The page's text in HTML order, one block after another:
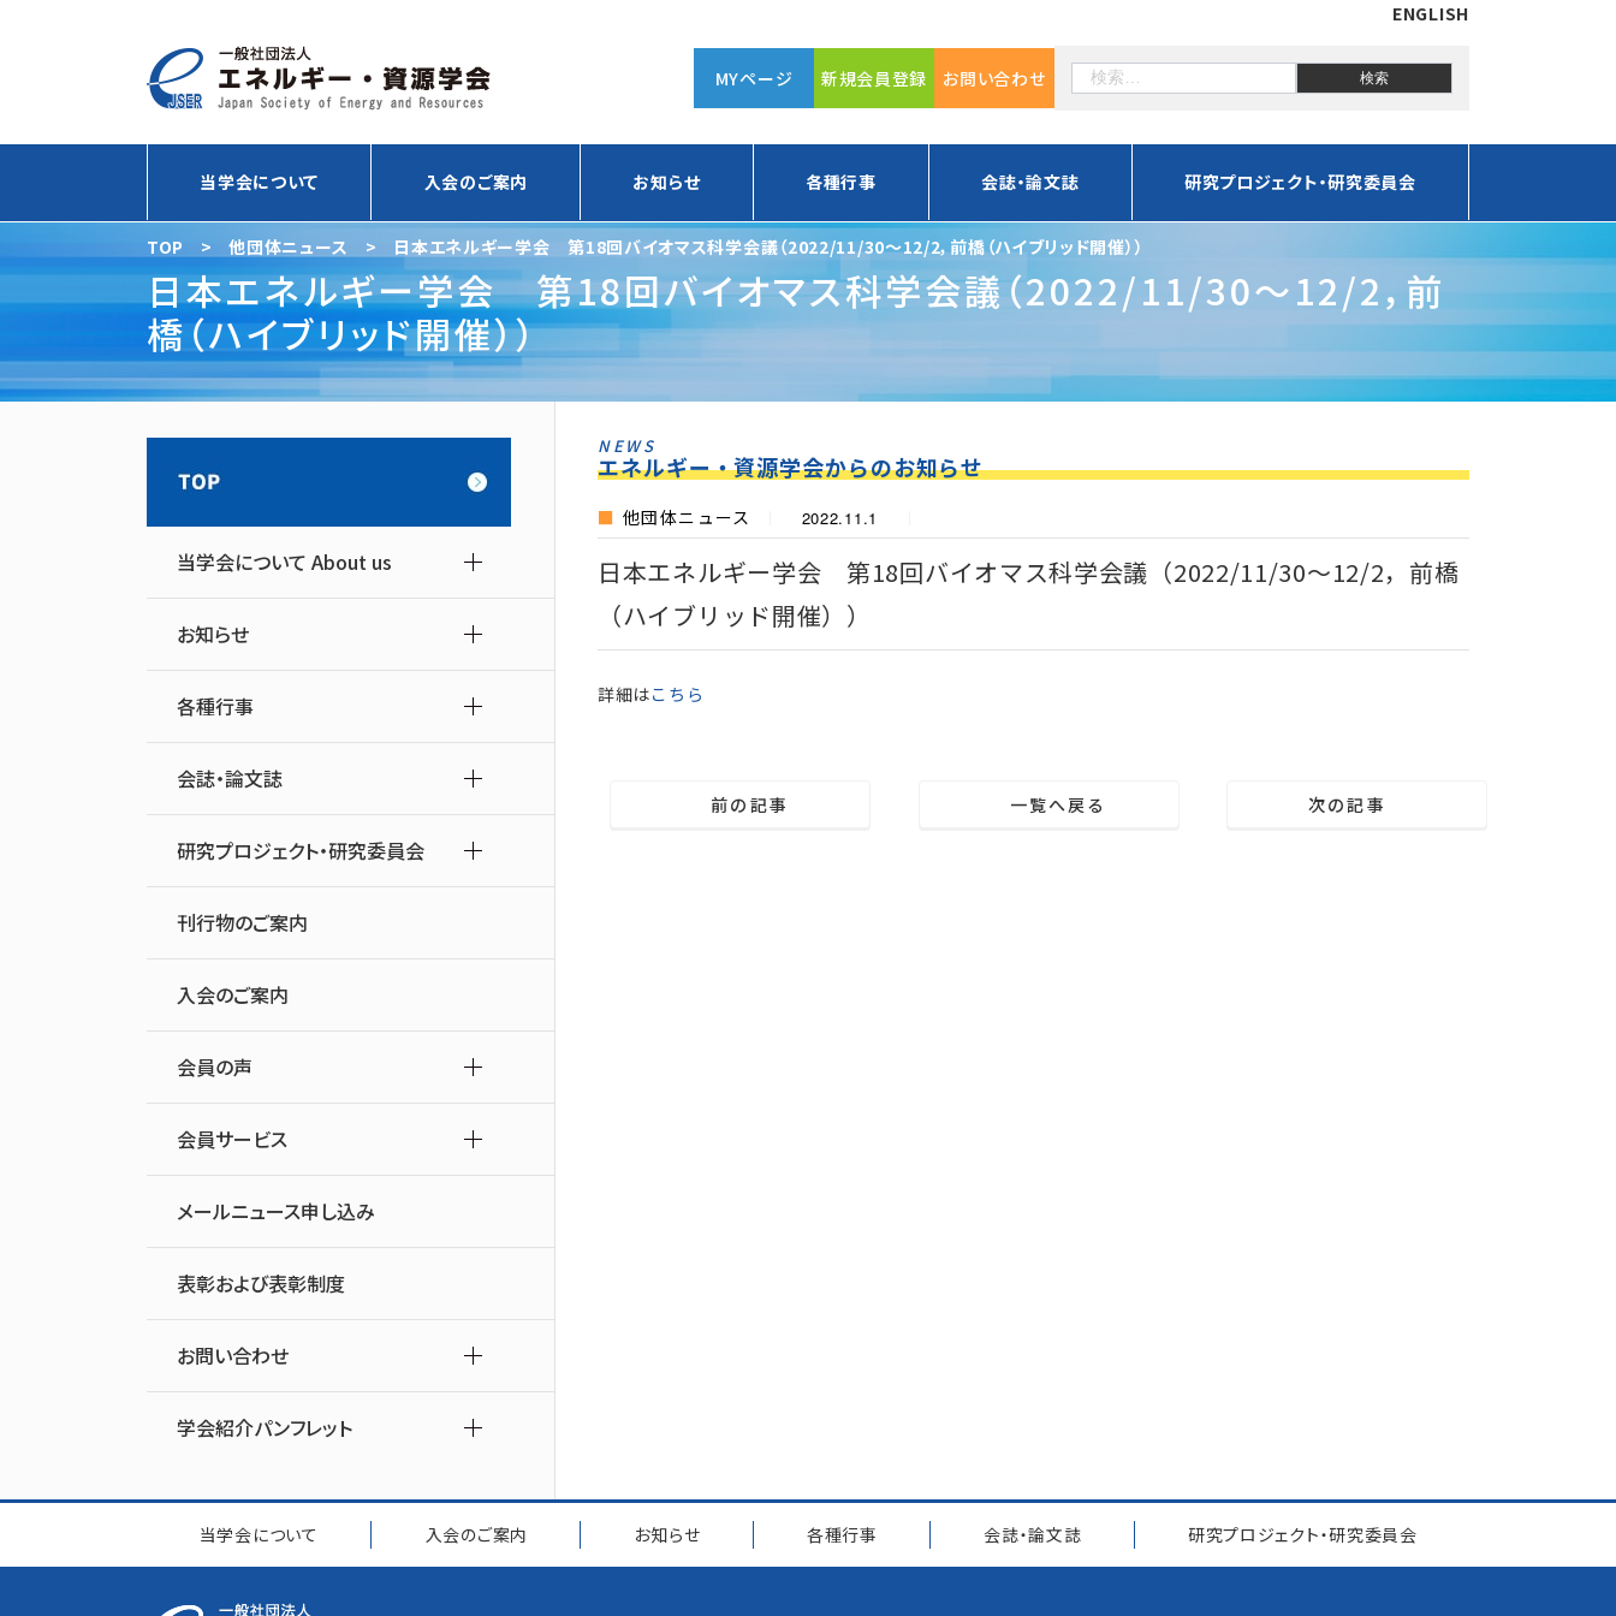
ENGLISH
MYページ 新規会員登録 お問い合わせ
当学会について 入会のご案内 お知らせ 各種行事 会誌・論文誌 研究プロジェクト・研究委員会
TOP > 他団体ニュース > 日本エネルギー学会 第18回バイオマス科学会議（2022/11/30～12/2，前橋（ハイブリッド開催））
日本エネルギー学会 第18回バイオマス科学会議（2022/11/30～12/2，前
橋（ハイブリッド開催））
当学会について About us
お知らせ
各種行事
会誌・論文誌
研究プロジェクト・研究委員会
刊行物のご案内
入会のご案内
会員の声
会員サービス
メールニュース申し込み
表彰および表彰制度
お問い合わせ
学会紹介パンフレット
NEWS
エネルギー・資源学会からのお知らせ
他団体ニュース 2022.11.1
日本エネルギー学会 第18回バイオマス科学会議（2022/11/30～12/2，前橋
（ハイブリッド開催））
詳細はこちら
前の記事 一覧へ戻る 次の記事
当学会について 入会のご案内 お知らせ 各種行事 会誌・論文誌 研究プロジェクト・研究委員会